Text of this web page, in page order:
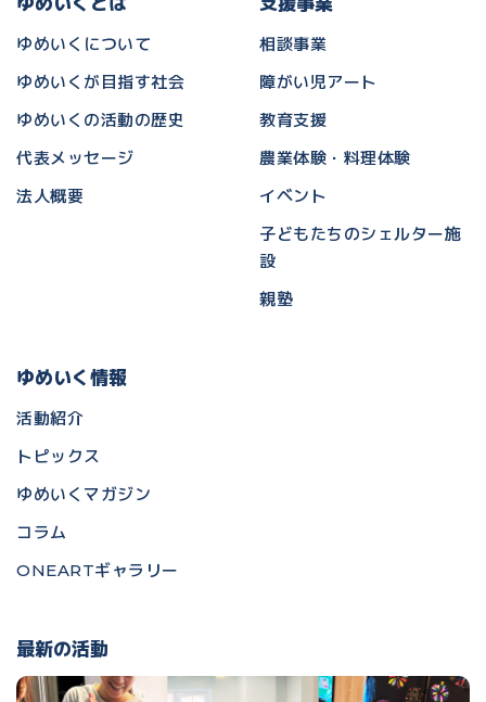
ゆめいくについて
ゆめいくが目指す社会
ゆめいくの活動の歴史
代表メッセージ
法人概要
相談事業
障がい児アート
教育支援
農業体験・料理体験
イベント
子どもたちのシェルター施
設
親塾
ゆめいく情報
活動紹介
トピックス
ゆめいくマガジン
コラム
ONEARTギャラリー
最新の活動